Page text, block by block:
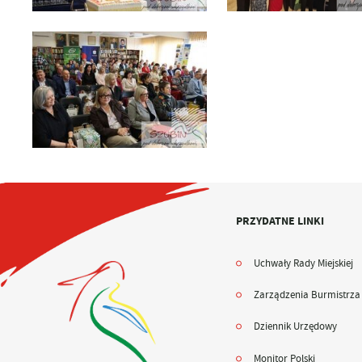
PRZYDATNE LINKI
Uchwały Rady Miejskiej
Zarządzenia Burmistrza
Dziennik Urzędowy
Monitor Polski